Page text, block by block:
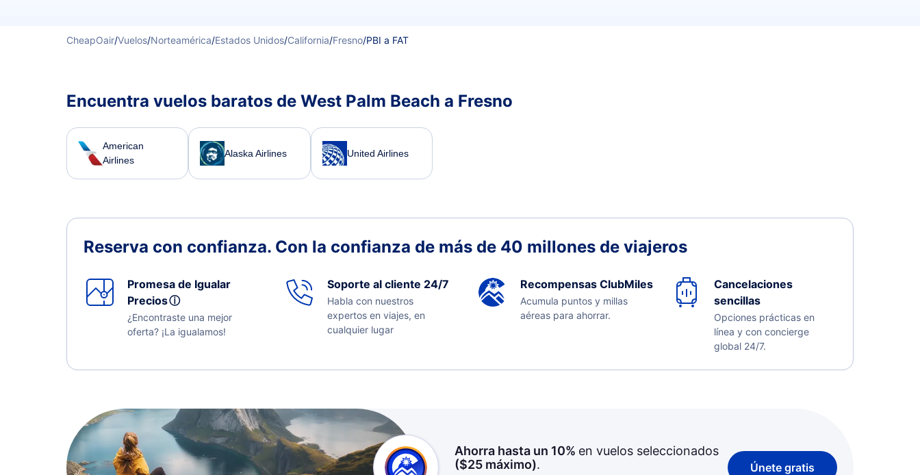
CheapOair/Vuelos/Norteamérica/Estados Unidos/California/Fresno/PBI a FAT
Encuentra vuelos baratos de West Palm Beach a Fresno
American
Airlines
Alaska Airlines United Airlines
Reserva con confianza. Con la confianza de más de 40 millones de viajeros
Promesa de Igualar
Preciosⓘ
¿Encontraste una mejor
oferta? ¡La igualamos!
Soporte al cliente 24/7
Habla con nuestros
expertos en viajes, en
cualquier lugar
Recompensas ClubMiles
Acumula puntos y millas
aéreas para ahorrar.
Cancelaciones
sencillas
Opciones prácticas en
línea y con concierge
global 24/7.
Ahorra hasta un 10% en vuelos seleccionados
($25máximo).
Únete gratis